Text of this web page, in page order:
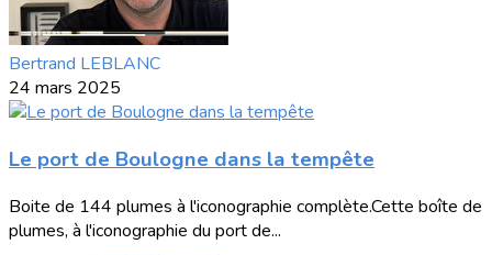
Bertrand LEBLANC
24 mars 2025
Le port de Boulogne dans la tempête
Boite de 144 plumes à l'iconographie complète.Cette boîte de
plumes, à l'iconographie du port de...